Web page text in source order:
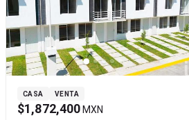
CASA VENTA
$1,872,400 MXN